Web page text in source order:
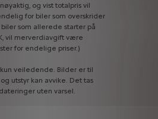
nøyaktig, og vist totalpris vil
for biler som overskrider
biler som allerede starter på
vil merverdiavgift være
for endelige priser.)
kun veiledende. Bilder er til
og utstyr kan avvike. Det tas
uten varsel.